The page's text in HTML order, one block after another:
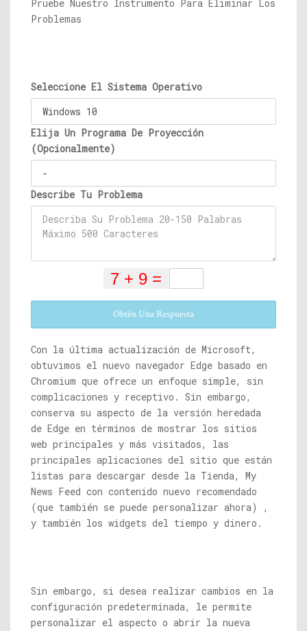
Pruebe Nuestro Instrumento Para Eliminar Los
Problemas
Seleccione El Sistema Operativo
Elija Un Programa De Proyección
(Opcionalmente)
Describe Tu Problema
Obtén Una Respuesta
Con la última actualización de Microsoft,
obtuvimos el nuevo navegador Edge basado en
Chromium que ofrece un enfoque simple, sin
complicaciones y receptivo. Sin embargo,
conserva su aspecto de la versión heredada
de Edge en términos de mostrar los sitios
web principales y más visitados, las
principales aplicaciones del sitio que están
listas para descargar desde la Tienda, My
News Feed con contenido nuevo recomendado
(que también se puede personalizar ahora) ,
y también los widgets del tiempo y dinero.
Sin embargo, si desea realizar cambios en la
configuración predeterminada, le permite
personalizar el aspecto o abrir la nueva